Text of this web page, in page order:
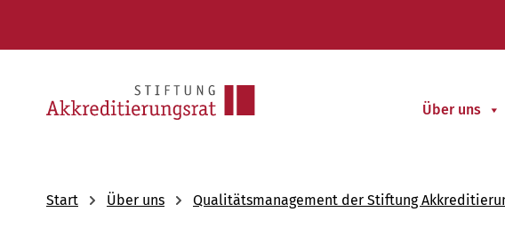
Über uns
Start Über uns Qualitätsmanagement der Stiftung